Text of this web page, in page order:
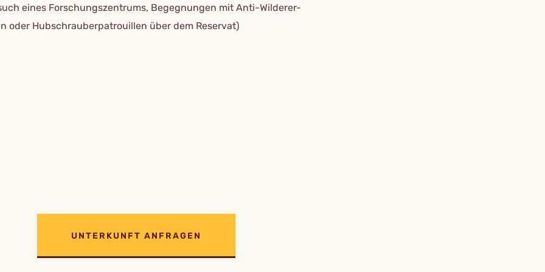
eines Forschungszentrums, Begegnungen mit Anti-Wilderer-
oder Hubschrauberpatrouillen über dem Reservat)
UNTERKUNFT ANFRAGEN